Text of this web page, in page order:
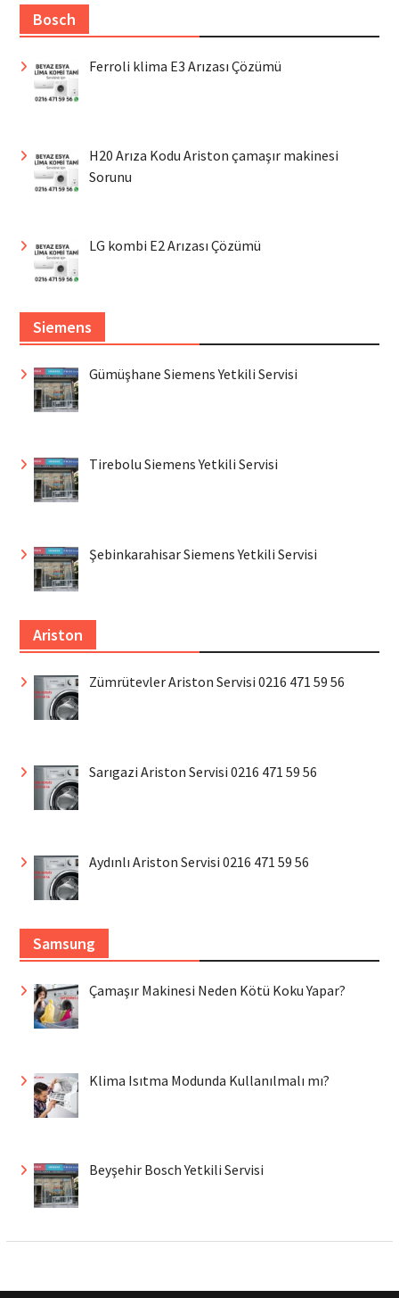
Bosch
Ferroli klima E3 Arızası Çözümü
H20 Arıza Kodu Ariston çamaşır makinesi
Sorunu
LG kombi E2 Arızası Çözümü
Siemens
Gümüşhane Siemens Yetkili Servisi
Tirebolu Siemens Yetkili Servisi
Şebinkarahisar Siemens Yetkili Servisi
Ariston
Zümrütevler Ariston Servisi 0216 471 59 56
Sarıgazi Ariston Servisi 0216 471 59 56
Aydınlı Ariston Servisi 0216 471 59 56
Samsung
Çamaşır Makinesi Neden Kötü Koku Yapar?
Klima Isıtma Modunda Kullanılmalı mı?
Beyşehir Bosch Yetkili Servisi